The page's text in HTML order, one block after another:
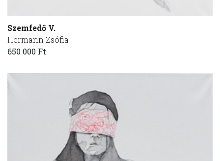
Szemfedő V.
Hermann Zsófia
650 000 Ft